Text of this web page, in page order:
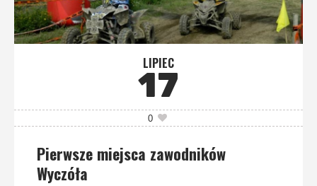
LIPIEC
17
0
Pierwsze miejsca zawodników
Wyczóła